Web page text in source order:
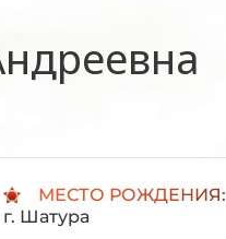
МЕСТО РОЖДЕНИЯ:
г. Шатура